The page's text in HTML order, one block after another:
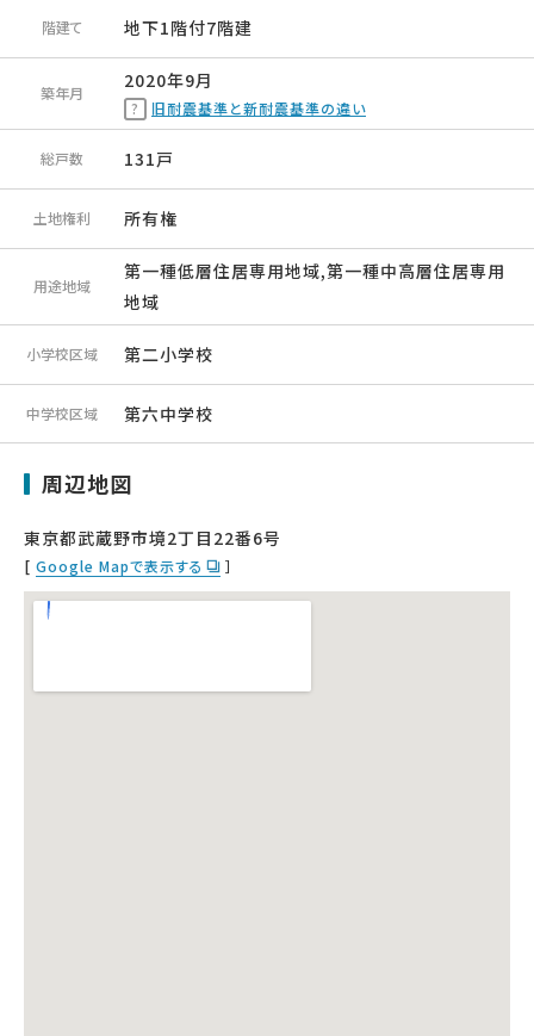
階建て 地下1階付7階建
築年月
2020年9月
旧耐震基準と新耐震基準の違い
総戸数 131戸
土地権利 所有権
用途地域
第一種低層住居専用地域,第一種中高層住居専用
地域
小学校区域 第二小学校
中学校区域 第六中学校
周辺地図
東京都武蔵野市境2丁目22番6号
[ Google Mapで表示する ］